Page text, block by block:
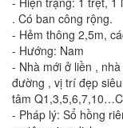
. Có ban công rộng.
- Hẻm thông 2,5m,
- Hướng: Nam
- Nhà mới ở liền ,
đường , vị trí đẹp
tâm
- Pháp lý: Sổ hồng